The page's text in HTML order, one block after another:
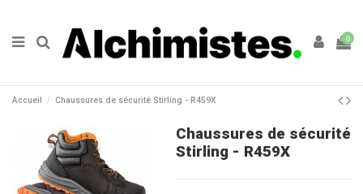
0
Accueil Chaussures de sécurité Stirling - R459X
Chaussures de sécurité
Stirling - R459X